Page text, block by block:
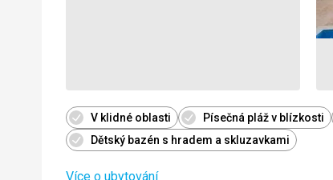
V klidné oblasti Písečná pláž v blízkosti
Dětský bazén s hradem a skluzavkami
Více o ubytování